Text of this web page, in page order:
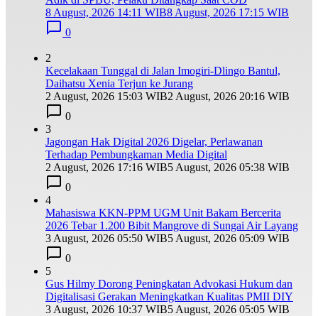
8 August, 2026 14:11 WIB8 August, 2026 17:15 WIB
0
2
Kecelakaan Tunggal di Jalan Imogiri-Dlingo Bantul,
Daihatsu Xenia Terjun ke Jurang
2 August, 2026 15:03 WIB2 August, 2026 20:16 WIB
0
3
Jagongan Hak Digital 2026 Digelar, Perlawanan
Terhadap Pembungkaman Media Digital
2 August, 2026 17:16 WIB5 August, 2026 05:38 WIB
0
4
Mahasiswa KKN-PPM UGM Unit Bakam Bercerita
2026 Tebar 1.200 Bibit Mangrove di Sungai Air Layang
3 August, 2026 05:50 WIB5 August, 2026 05:09 WIB
0
5
Gus Hilmy Dorong Peningkatan Advokasi Hukum dan
Digitalisasi Gerakan Meningkatkan Kualitas PMII DIY
3 August, 2026 10:37 WIB5 August, 2026 05:05 WIB